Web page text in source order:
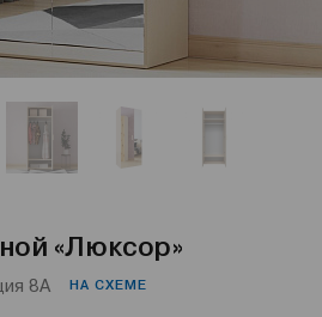
«Люксор»
8А НА СХЕМЕ